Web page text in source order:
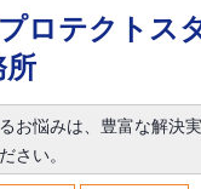
ロテクトス
お悩みは、豊富な解決
さい。